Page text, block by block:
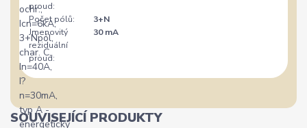
proud:
Počet pólů:
3+N
Jmenovitý
reziduální
proud:
30 mA
SOUVISEJÍCÍ PRODUKTY